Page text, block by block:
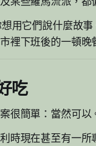
用它們說什麼故
裡下班後的一頓晚
吃
很簡單：當然可以
時現在甚至有一所